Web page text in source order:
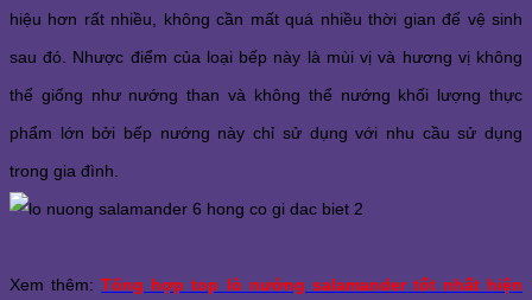
hiệu hơn rất nhiều, không cần mất quá nhiều thời gian để vệ sinh
sau đó. Nhược điểm của loại bếp này là mùi vị và hương vị không
thể giống như nướng than và không thể nướng khối lượng thực
phẩm lớn bởi bếp nướng này chỉ sử dụng với nhu cầu sử dụng
trong gia đình.
Xem thêm:Tổng hợp top lò nướng salamander tốt nhất hiện